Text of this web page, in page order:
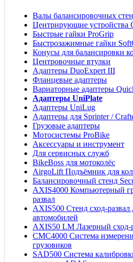
Валы балансировочных
Центрирующие устройства
Быстрые гайки ProGrip
Быстрозажимные гайки
Конусы для балансировки
Центровочные втулки
Адаптеры DuoExpert III
Фланцевые адаптеры
Вариаторные адаптеры
Адаптеры UniPlate
Адаптеры UniLug
Адаптеры для Sprinter /
Грузовые адаптеры
Мотосистемы ProBike
Аксессуары и инструмент
Для сервисных служб
BikeBoss для мотоколёс
AirgoLift Подъёмник для
Балансировочный стенд
AXIS4000 Компьютерный
развал
AXIS500 Стенд сход-развал
автомобилей
AXIS50 LM Лазерный сход-
CMC4000 Система
грузовиков
SAD500 Система